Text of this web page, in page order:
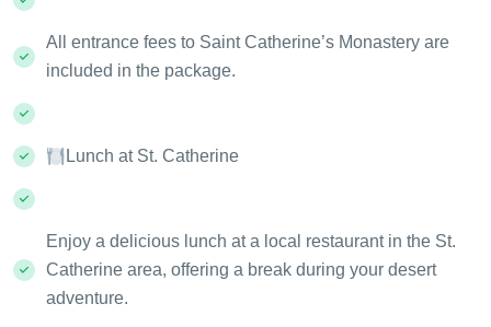
All entrance fees to Saint Catherine’s Monastery are
included in the package.
Lunch at St. Catherine
Enjoy a delicious lunch at a local restaurant in the St.
Catherine area, offering a break during your desert
adventure.